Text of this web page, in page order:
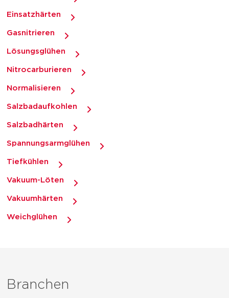
Einsatzhärten
Gasnitrieren
Lösungsglühen
Nitrocarburieren
Normalisieren
Salzbadaufkohlen
Salzbadhärten
Spannungsarmglühen
Tiefkühlen
Vakuum-Löten
Vakuumhärten
Weichglühen
Branchen